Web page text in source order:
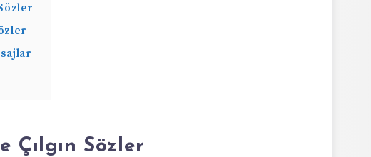
Çılgın Sözler